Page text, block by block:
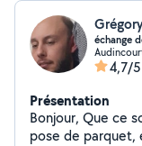
échange
4,7/5
Présentation
Bonjour, Que ce soit du jardinage, montage de meubles,
pose de parquet,